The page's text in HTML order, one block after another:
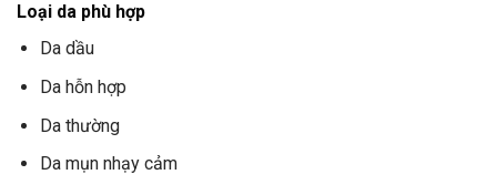
Loại da phù hợp
Da dầu
Da hỗn hợp
Da thường
Da mụn nhạy cảm